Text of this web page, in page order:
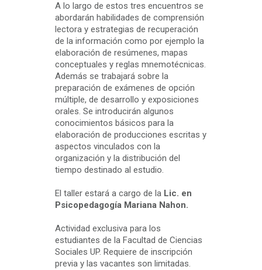
A lo largo de estos tres encuentros se
abordarán habilidades de comprensión
lectora y estrategias de recuperación
de la información como por ejemplo la
elaboración de resúmenes, mapas
conceptuales y reglas mnemotécnicas.
Además se trabajará sobre la
preparación de exámenes de opción
múltiple, de desarrollo y exposiciones
orales. Se introducirán algunos
conocimientos básicos para la
elaboración de producciones escritas y
aspectos vinculados con la
organización y la distribución del
tiempo destinado al estudio.
El taller estará a cargo de la Lic. en
Psicopedagogía Mariana Nahon.
Actividad exclusiva para los
estudiantes de la Facultad de Ciencias
Sociales UP. Requiere de inscripción
previa y las vacantes son limitadas.